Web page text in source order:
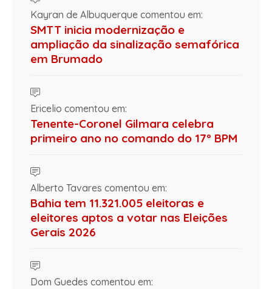
Kayran de Albuquerque comentou em:
SMTT inicia modernização e
ampliação da sinalização semafórica
em Brumado
Ericelio comentou em:
Tenente-Coronel Gilmara celebra
primeiro ano no comando do 17º BPM
Alberto Tavares comentou em:
Bahia tem 11.321.005 eleitoras e
eleitores aptos a votar nas Eleições
Gerais 2026
Dom Guedes comentou em: